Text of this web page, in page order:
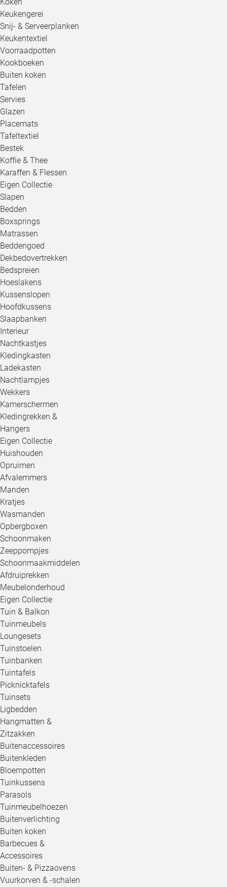
Keukengerei
Snij- & Serveerplanken
Keukentextiel
Voorraadpotten
Kookboeken
Buiten koken
Tafelen
Servies
Glazen
Placemats
Tafeltextiel
Bestek
Koffie & Thee
Karaffen & Flessen
Eigen Collectie
Slapen
Bedden
Boxsprings
Matrassen
Beddengoed
Dekbedovertrekken
Bedspreien
Hoeslakens
Kussenslopen
Hoofdkussens
Slaapbanken
Interieur
Nachtkastjes
Kledingkasten
Ladekasten
Nachtlampjes
Wekkers
Kamerschermen
Kledingrekken &
Hangers
Eigen Collectie
Huishouden
Opruimen
Afvalemmers
Manden
Kratjes
Wasmanden
Opbergboxen
Schoonmaken
Zeeppompjes
Schoonmaakmiddelen
Afdruiprekken
Meubelonderhoud
Eigen Collectie
Tuin & Balkon
Tuinmeubels
Loungesets
Tuinstoelen
Tuinbanken
Tuintafels
Picknicktafels
Tuinsets
Ligbedden
Hangmatten &
Zitzakken
Buitenaccessoires
Buitenkleden
Bloempotten
Tuinkussens
Parasols
Tuinmeubelhoezen
Buitenverlichting
Buiten koken
Barbecues &
Accessoires
Buiten- & Pizzaovens
Vuurkorven & -schalen